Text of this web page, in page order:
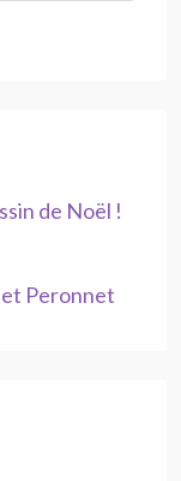
de Noël !
Peronnet